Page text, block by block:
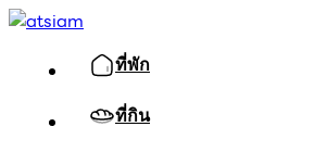
ที่พัก
ที่กิน